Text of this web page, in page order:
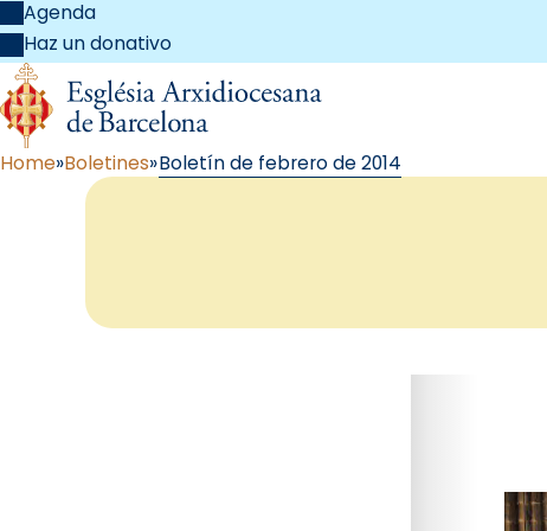
Agenda
Haz un donativo
Home Boletines Boletín de febrero de 2014